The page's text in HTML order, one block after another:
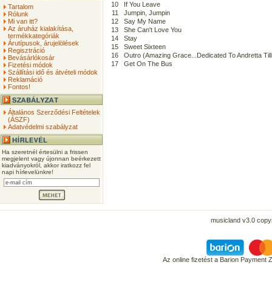
Tartalom
Rólunk
Mi van itt?
Az áruház kialakítása,
termékkategóriák
Árutípusok, árujelölések
Regisztráció
Bevásárlókosár
Fizetési módok
Szállítási idő és átvételi módok
Reklamáció
Fontos!
Általános Szerződési Feltételek
(ÁSZF)
Adatvédelmi szabályzat
Ha szeretnél értesülni a frissen
megjelent vagy újonnan beérkezett
kiadványokról, akkor iratkozz fel
napi hírlevelünkre!
10
If You Leave
11
Jumpin, Jumpin
12
Say My Name
13
She Can't Love You
14
Stay
15
Sweet Sixteen
16
Outro (Amazing Grace...Dedicated To Andretta
17
Get On The Bus
musicland v3.0
Az online fizetést a Barion Payment